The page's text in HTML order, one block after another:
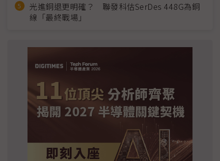
光進銅退更明確？ 聯發科估SerDes 448G為銅
線「最終戰場」